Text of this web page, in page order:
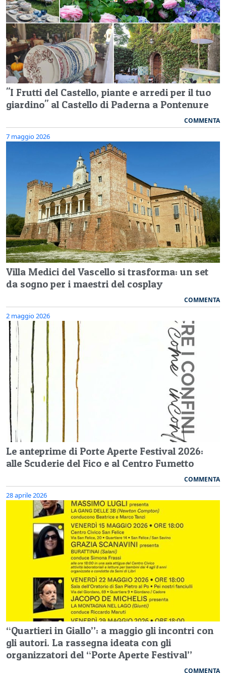
"I Frutti del Castello, piante e arredi per il tuo
giardino" al Castello di Paderna a Pontenure
COMMENTA
7 maggio 2026
Villa Medici del Vascello si trasforma: un set
da sogno per i maestri del cosplay
COMMENTA
2 maggio 2026
Le anteprime di Porte Aperte Festival 2026:
alle Scuderie del Fico e al Centro Fumetto
COMMENTA
28 aprile 2026
“Quartieri in Giallo”: a maggio gli incontri con
gli autori. La rassegna ideata con gli
organizzatori del “Porte Aperte Festival”
COMMENTA